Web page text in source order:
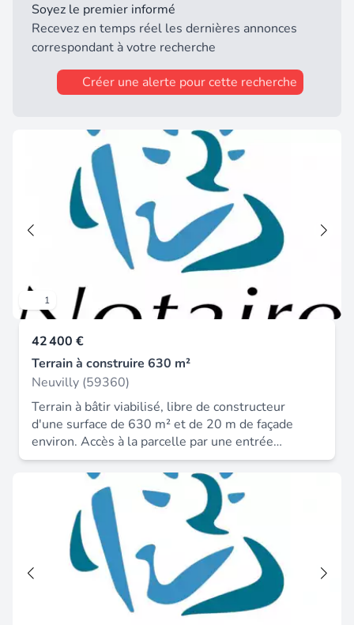
Soyez le premier informé
Recevez en temps réel les dernières annonces
correspondant à votre recherche
Créer une alerte pour cette recherche
1
42 400 €
Terrain à construire 630 m²
Neuvilly (59360)
Terrain à bâtir viabilisé, libre de constructeur
d'une surface de 630 m² et de 20 m de façade
environ. Accès à la parcelle par une entrée
d'environ 6 m.